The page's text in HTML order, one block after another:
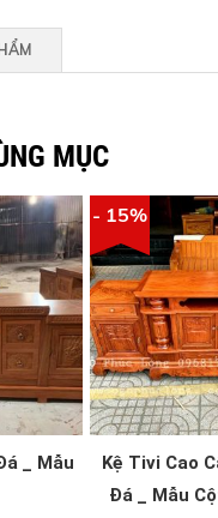
MỤC
_ Mẫu
- 15%
Kệ Tivi Cao
Đá _ Mẫu